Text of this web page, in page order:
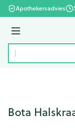
Ga naar de inhoud
Apothekersadvies
Menu
Product, merk,
Bota